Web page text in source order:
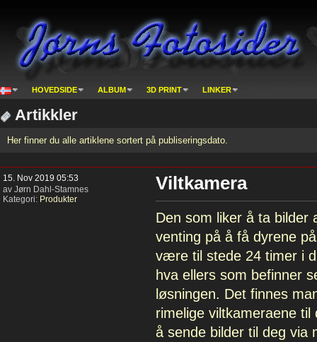
HOVEDSIDE ALBUM 3D PRINT LINKER
Artikkler
Her finner du alle artiklene sortert på publiseringsdato.
15. Nov 2019 05:53
av Jørn Dahl-Stamnes
Kategori: Produkter
Viltkamera
Den som liker å ta bilder
venting på å få dyrene
være til stede 24 timer i
hva ellers som befinner
løsningen. Det finnes
rimelige viltkameraene
å sende bilder til deg via